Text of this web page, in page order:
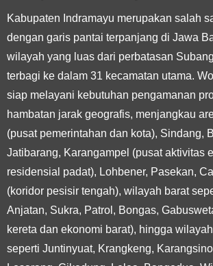
Kabupaten Indramayu merupakan salah
dengan garis pantai terpanjang di Jawa
wilayah yang luas dari perbatasan
terbagi ke dalam 31 kecamatan utama.
siap melayani kebutuhan pengamanan
hambatan jarak geografis, menjangkau
(pusat pemerintahan dan kota), Sindang,
Jatibarang, Karangampel (pusat aktivitas
residensial padat), Lohbener, Pasekan,
(koridor pesisir tengah), wilayah barat
Anjatan, Sukra, Patrol, Bongas,
kereta dan ekonomi barat), hingga
seperti Juntinyuat, Krangkeng,